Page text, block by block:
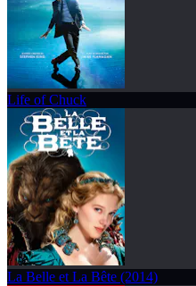
Life of Chuck
La Belle et La Bête (2014)